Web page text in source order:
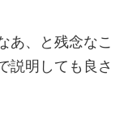
あ、と残念なこ
説明しても良さ